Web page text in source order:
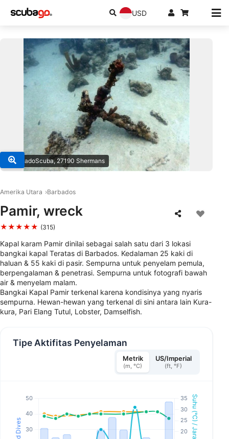
USD
© BarbadoScuba, 27190 Shermans
Amerika Utara Barbados
Pamir, wreck
★★★★★ (315)
Kapal karam Pamir dinilai sebagai salah satu dari 3 lokasi
bangkai kapal Teratas di Barbados. Kedalaman 25 kaki di
haluan & 55 kaki di pasir. Sempurna untuk penyelam pemula,
berpengalaman & penetrasi. Sempurna untuk fotografi bawah
air & menyelam malam.
Bangkai Kapal Pamir terkenal karena kondisinya yang nyaris
sempurna. Hewan-hewan yang terkenal di sini antara lain Kura-
kura, Pari Elang Tutul, Lobster, Damselfish.
Tipe Aktifitas Penyelaman
Metrik
(m, °C)
US/Imperial
(ft, °F)